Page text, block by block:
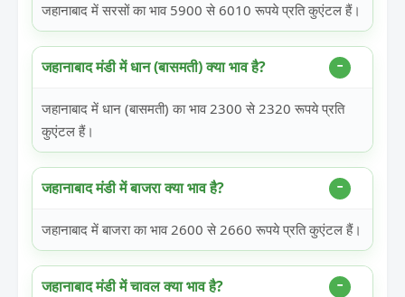
जहानाबाद में सरसों का भाव 5900 से 6010 रूपये प्रति कुएंटल हैं।
जहानाबाद मंडी में धान (बासमती) क्या भाव है?
जहानाबाद में धान (बासमती) का भाव 2300 से 2320 रूपये प्रति
कुएंटल हैं।
जहानाबाद मंडी में बाजरा क्या भाव है?
जहानाबाद में बाजरा का भाव 2600 से 2660 रूपये प्रति कुएंटल हैं।
जहानाबाद मंडी में चावल क्या भाव है?